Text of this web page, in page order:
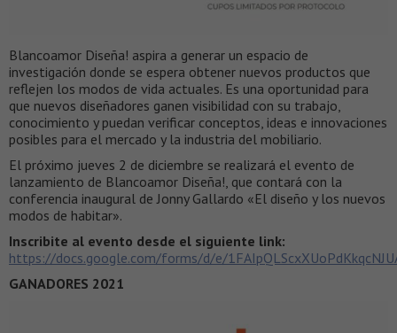
Blancoamor Diseña! aspira a generar un espacio de
investigación donde se espera obtener nuevos productos que
reflejen los modos de vida actuales. Es una oportunidad para
que nuevos diseñadores ganen visibilidad con su trabajo,
conocimiento y puedan verificar conceptos, ideas e innovaciones
posibles para el mercado y la industria del mobiliario.
El próximo jueves 2 de diciembre se realizará el evento de
lanzamiento de Blancoamor Diseña!, que contará con la
conferencia inaugural de Jonny Gallardo «El diseño y los nuevos
modos de habitar».
Inscribite al evento desde el siguiente link:
https://docs.google.com/forms/d/e/
GANADORES 2021